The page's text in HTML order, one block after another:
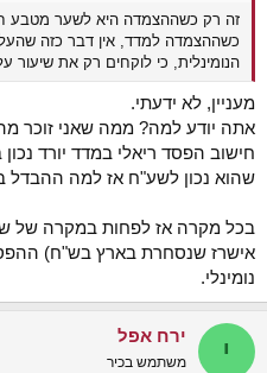
זה רק כשההצמדה היא לשער מטבע
כשההצמדה למדד, אין דבר כזה
הנומינלית, כי לוקחים רק את שיעור
מעניין, לא ידעתי.
אתה יודע למה? ממה שאני זוכר
חישוב הפסד ריאלי במדד יורד
שהוא נכון לשע"ח אז למה ההבדל
בכל מקרה אז לפחות במקרה של
אישרז שנסחרת בארץ בש"ח) ההפסד
נומינלי.
י ירח אפל
משתמש בכיר